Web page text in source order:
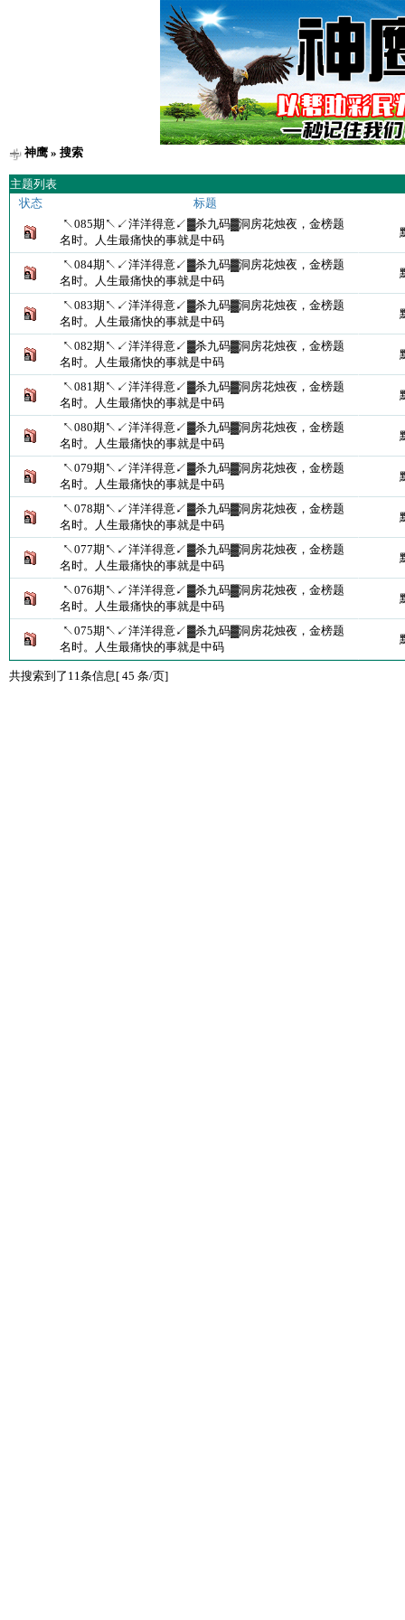
神鹰» 搜索
主题列表
状态
标题
↖085期↖↙洋洋得意↙▓杀九码▓洞房花烛夜，金榜题
名时。人生最痛快的事就是中码
↖084期↖↙洋洋得意↙▓杀九码▓洞房花烛夜，金榜题
名时。人生最痛快的事就是中码
↖083期↖↙洋洋得意↙▓杀九码▓洞房花烛夜，金榜题
名时。人生最痛快的事就是中码
↖082期↖↙洋洋得意↙▓杀九码▓洞房花烛夜，金榜题
名时。人生最痛快的事就是中码
↖081期↖↙洋洋得意↙▓杀九码▓洞房花烛夜，金榜题
名时。人生最痛快的事就是中码
↖080期↖↙洋洋得意↙▓杀九码▓洞房花烛夜，金榜题
名时。人生最痛快的事就是中码
↖079期↖↙洋洋得意↙▓杀九码▓洞房花烛夜，金榜题
名时。人生最痛快的事就是中码
↖078期↖↙洋洋得意↙▓杀九码▓洞房花烛夜，金榜题
名时。人生最痛快的事就是中码
↖077期↖↙洋洋得意↙▓杀九码▓洞房花烛夜，金榜题
名时。人生最痛快的事就是中码
↖076期↖↙洋洋得意↙▓杀九码▓洞房花烛夜，金榜题
名时。人生最痛快的事就是中码
↖075期↖↙洋洋得意↙▓杀九码▓洞房花烛夜，金榜题
名时。人生最痛快的事就是中码
共搜索到了11条信息[ 45 条/页]